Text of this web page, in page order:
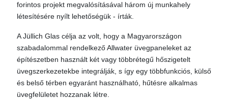
forintos projekt megvalósításával három új munkahely
létesítésére nyílt lehetőségük - írták.
A Jüllich Glas célja az volt, hogy a Magyarországon
szabadalommal rendelkező Allwater üvegpaneleket az
építészetben használt két vagy többrétegű hőszigetelt
üvegszerkezetekbe integrálják, s így egy többfunkciós, külső
és belső térben egyaránt használható, hűtésre alkalmas
üvegfelületet hozzanak létre.